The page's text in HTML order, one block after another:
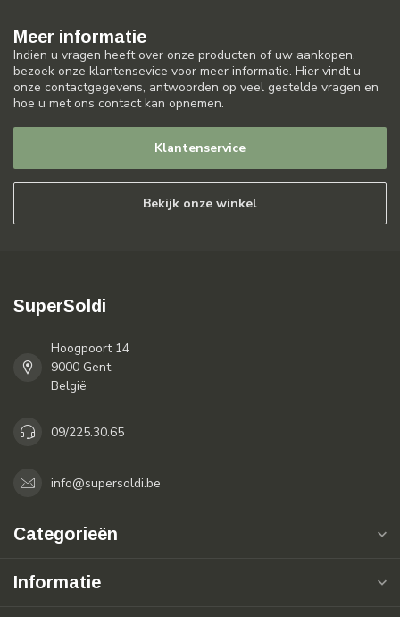
Meer informatie
Indien u vragen heeft over onze producten of uw aankopen,
bezoek onze klantensevice voor meer informatie. Hier vindt u
onze contactgegevens, antwoorden op veel gestelde vragen en
hoe u met ons contact kan opnemen.
Klantenservice
Bekijk onze winkel
SuperSoldi
Hoogpoort 14
9000 Gent
België
09/225.30.65
info@supersoldi.be
Categorieën
Informatie